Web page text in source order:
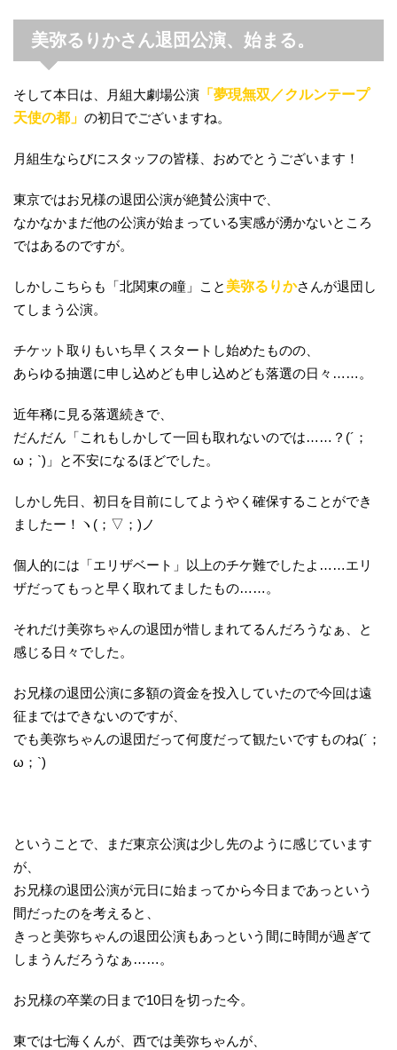
美弥るりかさん退団公演、始まる。
そして本日は、月組大劇場公演 「夢現無双／クルンテープ
天使の都」 の初日でございますね。
月組生ならびにスタッフの皆様、おめでとうございます！
東京ではお兄様の退団公演が絶賛公演中で、
なかなかまだ他の公演が始まっている実感が湧かないところ
ではあるのですが。
しかしこちらも「北関東の瞳」こと 美弥るりかさんが退団し
てしまう公演。
チケット取りもいち早くスタートし始めたものの、
あらゆる抽選に申し込めども申し込めども落選の日々……。
近年稀に見る落選続きで、
だんだん「これもしかして一回も取れないのでは……？(´；
ω；`)」と不安になるほどでした。
しかし先日、初日を目前にしてようやく確保することができ
ましたー！ヽ(；▽；)ノ
個人的には「エリザベート」以上のチケ難でしたよ……エリ
ザだってもっと早く取れてましたもの……。
それだけ美弥ちゃんの退団が惜しまれてるんだろうなぁ、と
感じる日々でした。
お兄様の退団公演に多額の資金を投入していたので今回は遠
征まではできないのですが、
でも美弥ちゃんの退団だって何度だって観たいですものね(´；
ω；`)
ということで、まだ東京公演は少し先のように感じています
が、
お兄様の退団公演が元日に始まってから今日まであっという
間だったのを考えると、
きっと美弥ちゃんの退団公演もあっという間に時間が過ぎて
しまうんだろうなぁ……。
お兄様の卒業の日まで10日を切った今。
東では七海くんが、西では美弥ちゃんが、